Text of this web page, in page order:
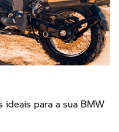
ideais para a sua BMW